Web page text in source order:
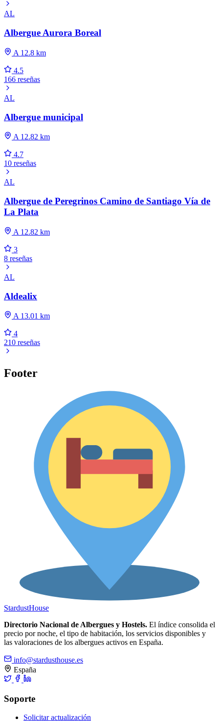
AL
Albergue Aurora Boreal
A 12.8 km
4.5
166 reseñas
AL
Albergue municipal
A 12.82 km
4.7
10 reseñas
AL
Albergue de Peregrinos Camino de Santiago Vía de
La Plata
A 12.82 km
3
8 reseñas
AL
Aldealix
A 13.01 km
4
210 reseñas
Footer
StardustHouse
Directorio Nacional de Albergues y Hostels. El índice consolida el
precio por noche, el tipo de habitación, los servicios disponibles y
las valoraciones de los albergues activos en España.
info@stardusthouse.es
España
Soporte
Solicitar actualización